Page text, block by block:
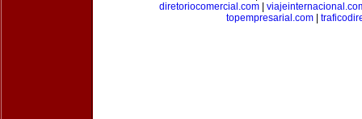
diretoriocomercial.com
topempresarial.com|